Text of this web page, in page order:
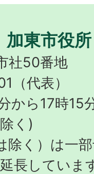
加東市役所
社50番地
代表）
から17時15
く)
除く）は一
長していま